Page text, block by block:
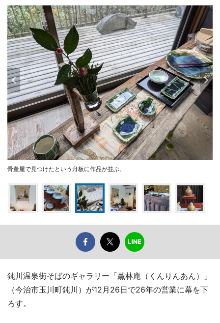
骨董屋で見つけたという舟板に作品が並ぶ。
鈍川温泉街そばのギャラリー「薫林庵（くんりんあん）」
（今治市玉川町鈍川）が12月26日で26年の営業に幕を下
ろす。